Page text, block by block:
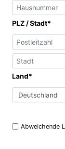
PLZ / Stadt*
Land*
Abweichende